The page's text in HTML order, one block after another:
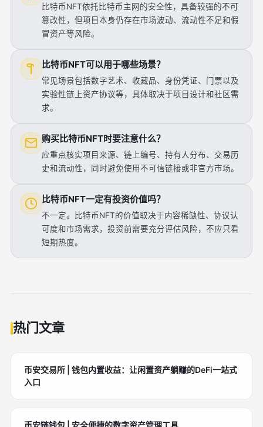
比特币NFT依托比特币主网的安全性，具备较强的不可
篡改性，但项目本身仍存在市场波动、流动性不足和假
冒资产等风险。
比特币NFT可以用于哪些场景？
常见场景包括数字艺术、收藏品、身份凭证、门票以及
实验性链上资产协议等，具体取决于项目设计和社区需
求。
购买比特币NFT时要注意什么？
应重点核实项目来源、链上编号、持有人分布、交易历
史和流动性，同时避免使用不可信链接或非官方市场。
比特币NFT一定有投资价值吗？
不一定。比特币NFT的价值取决于内容稀缺性、协议认
可度和市场需求，投资前需要充分评估风险，不应只看
短期热度。
热门文章
币安交易所 | 钱包内置收益：让闲置资产躺赚的DeFi一站式
入口
币安链钱包 | 安全便捷的数字资产管理工具